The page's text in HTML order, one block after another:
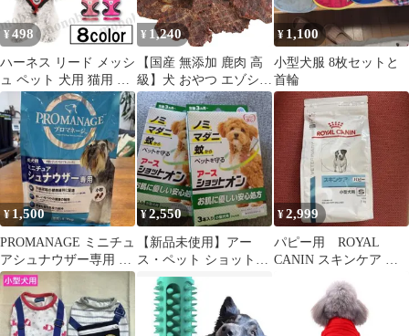
¥498
ハーネス リード メッシ
ュ ペット 犬用 猫用 散
歩 抜けない 脱げない
首輪 胴輪 超小型犬用
小型犬用 夏 Sサイズ 赤
レッド 青 ブルー 緑 グ
リーン オレンジ 黒 ブ
ラック 紫 パープル ピ
ンク マゼンタ
¥ 1,240
【国産 無添加 鹿肉 高
級】犬 おやつ エゾシカ
チップス 30g ジビエ系
ドックフード えぞ鹿 蝦
夷鹿 ロース モモ バラ
ミンチ ジャーキー 小型
犬 シニア犬 ご褒美 ペ
ットフード
¥ 1,100
小型犬服 8枚セットと
首輪
¥1,500
PROMANAGE ミニチュ
アシュナウザー専用 成
犬用 1.7kg
¥2,550
【新品未使用】アー
ス・ペット ショットオ
ン 小型犬用 計6本
¥2,999
パピー用 ROYAL
CANIN スキンケア 小